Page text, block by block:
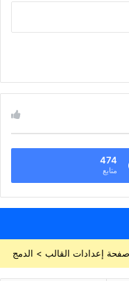
474
متابع